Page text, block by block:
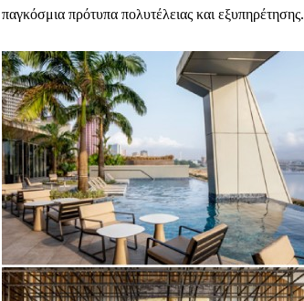
παγκόσμια πρότυπα πολυτέλειας και εξυπηρέτησης.